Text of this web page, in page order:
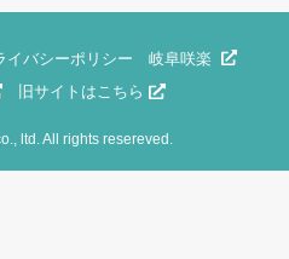
イバシーポリシー
岐阜咲楽
旧サイトはこちら
ltd. All rights resereved.